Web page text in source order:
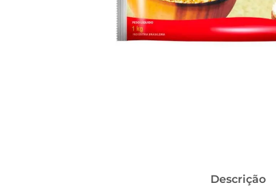
Descrição